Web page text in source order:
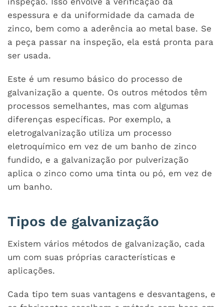
espessura e da uniformidade da camada de
zinco, bem como a aderência ao metal base. Se
a peça passar na inspeção, ela está pronta para
ser usada.
Este é um resumo básico do processo de
galvanização a quente. Os outros métodos têm
processos semelhantes, mas com algumas
diferenças específicas. Por exemplo, a
eletrogalvanização utiliza um processo
eletroquímico em vez de um banho de zinco
fundido, e a galvanização por pulverização
aplica o zinco como uma tinta ou pó, em vez de
um banho.
Tipos de galvanização
Existem vários métodos de galvanização, cada
um com suas próprias características e
aplicações.
Cada tipo tem suas vantagens e desvantagens, e